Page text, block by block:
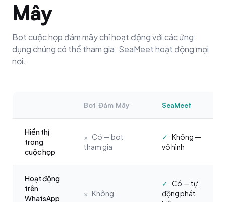
Mây
Bot cuộc họp đám mây chỉ hoạt động với các ứng
dụng chúng có thể tham gia. SeaMeet hoạt động mọi
nơi.
Bot Đám Mây SeaMeet
Hiển thị
trong
cuộc họp
× Có — bot
tham gia
✓ Không —
vô hình
Hoạt động
trên
WhatsApp
× Không
✓ Có — tự
động phát